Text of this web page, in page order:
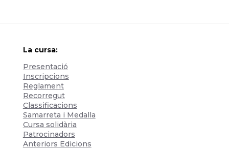
La cursa:
Presentació
Inscripcions
Reglament
Recorregut
Classificacions
Samarreta i Medalla
Cursa solidària
Patrocinadors
Anteriors Edicions